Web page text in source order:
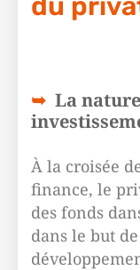
La
À la croisée
finance, le
des fonds
dans le but